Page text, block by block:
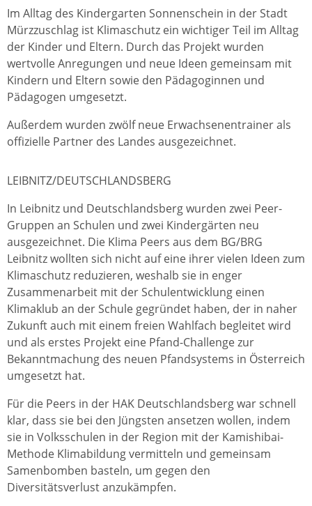
Im Alltag des Kindergarten Sonnenschein in der Stadt
Mürzzuschlag ist Klimaschutz ein wichtiger Teil im Alltag
der Kinder und Eltern. Durch das Projekt wurden
wertvolle Anregungen und neue Ideen gemeinsam mit
Kindern und Eltern sowie den Pädagoginnen und
Pädagogen umgesetzt.
Außerdem wurden zwölf neue Erwachsenentrainer als
offizielle Partner des Landes ausgezeichnet.
LEIBNITZ/DEUTSCHLANDSBERG
In Leibnitz und Deutschlandsberg wurden zwei Peer-
Gruppen an Schulen und zwei Kindergärten neu
ausgezeichnet. Die Klima Peers aus dem BG/BRG
Leibnitz wollten sich nicht auf eine ihrer vielen Ideen zum
Klimaschutz reduzieren, weshalb sie in enger
Zusammenarbeit mit der Schulentwicklung einen
Klimaklub an der Schule gegründet haben, der in naher
Zukunft auch mit einem freien Wahlfach begleitet wird
und als erstes Projekt eine Pfand-Challenge zur
Bekanntmachung des neuen Pfandsystems in Österreich
umgesetzt hat.
Für die Peers in der HAK Deutschlandsberg war schnell
klar, dass sie bei den Jüngsten ansetzen wollen, indem
sie in Volksschulen in der Region mit der Kamishibai-
Methode Klimabildung vermitteln und gemeinsam
Samenbomben basteln, um gegen den
Diversitätsverlust anzukämpfen.